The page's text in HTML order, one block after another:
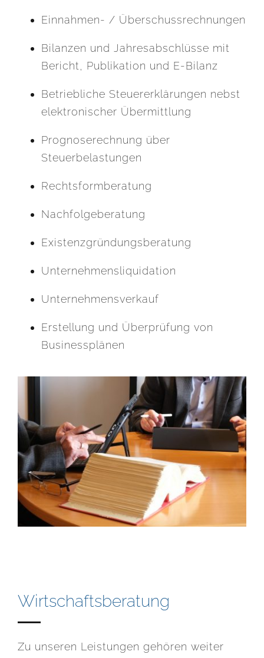
Einnahmen- / Überschussrechnungen
Bilanzen und Jahresabschlüsse mit
Bericht, Publikation und E-Bilanz
Betriebliche Steuererklärungen nebst
elektronischer Übermittlung
Prognoserechnung über
Steuerbelastungen
Rechtsformberatung
Nachfolgeberatung
Existenzgründungsberatung
Unternehmensliquidation
Unternehmensverkauf
Erstellung und Überprüfung von
Businessplänen
Wirtschaftsberatung
Zu unseren Leistungen gehören weiter